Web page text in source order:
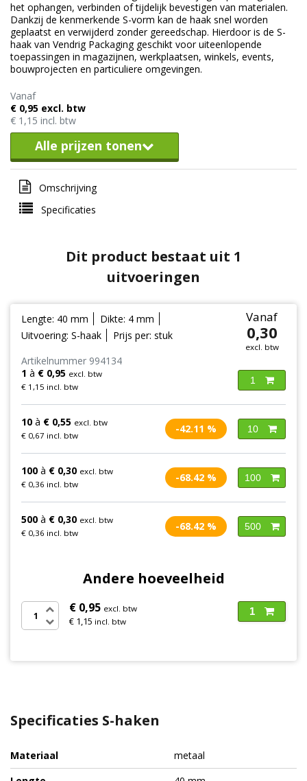
het ophangen, verbinden of tijdelijk bevestigen van materialen.
Dankzij de kenmerkende S-vorm kan de haak snel worden
geplaatst en verwijderd zonder gereedschap. Hierdoor is de S-
haak van Vendrig Packaging geschikt voor uiteenlopende
toepassingen in magazijnen, werkplaatsen, winkels, events,
bouwprojecten en particuliere omgevingen.
Vanaf
€ 0,95 excl. btw
€ 1,15 incl. btw
Alle prijzen tonen
Omschrijving
Specificaties
Dit product bestaat uit 1
uitvoeringen
Lengte: 40 mm
Dikte: 4 mm
Uitvoering: S-haak
Prijs per: stuk
Vanaf
0,30
excl. btw
Artikelnummer 994134
1 à € 0,95 excl. btw
€ 1,15 incl. btw
1
10 à € 0,55 excl. btw
€ 0,67 incl. btw
-42.11 % 10
100 à € 0,30 excl. btw
€ 0,36 incl. btw
-68.42 % 100
500 à € 0,30 excl. btw
€ 0,36 incl. btw
-68.42 % 500
Andere hoeveelheid
€ 0,95 excl. btw
€ 1,15 incl. btw
1
Specificaties S-haken
Materiaal
metaal